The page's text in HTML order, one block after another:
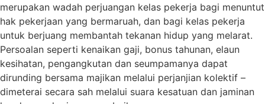
merupakan wadah perjuangan kelas pekerja bagi menuntut
hak pekerjaan yang bermaruah, dan bagi kelas pekerja
untuk berjuang membantah tekanan hidup yang melarat.
Persoalan seperti kenaikan gaji, bonus tahunan, elaun
kesihatan, pengangkutan dan seumpamanya dapat
dirunding bersama majikan melalui perjanjian kolektif –
dimeterai secara sah melalui suara kesatuan dan jaminan